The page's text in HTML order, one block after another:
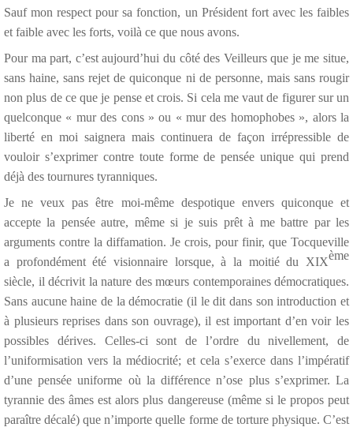
Sauf mon respect pour sa fonction, un Président fort avec les faibles
et faible avec les forts, voilà ce que nous avons.
Pour ma part, c’est aujourd’hui du côté des Veilleurs que je me situe,
sans haine, sans rejet de quiconque ni de personne, mais sans rougir
non plus de ce que je pense et crois. Si cela me vaut de figurer sur un
quelconque « mur des cons » ou « mur des homophobes », alors la
liberté en moi saignera mais continuera de façon irrépressible de
vouloir s’exprimer contre toute forme de pensée unique qui prend
déjà des tournures tyranniques.
Je ne veux pas être moi-même despotique envers quiconque et
accepte la pensée autre, même si je suis prêt à me battre par les
arguments contre la diffamation. Je crois, pour finir, que Tocqueville
a profondément été visionnaire lorsque, à la moitié du XIXème
siècle, il décrivit la nature des mœurs contemporaines démocratiques.
Sans aucune haine de la démocratie (il le dit dans son introduction et
à plusieurs reprises dans son ouvrage), il est important d’en voir les
possibles dérives. Celles-ci sont de l’ordre du nivellement, de
l’uniformisation vers la médiocrité; et cela s’exerce dans l’impératif
d’une pensée uniforme où la différence n’ose plus s’exprimer. La
tyrannie des âmes est alors plus dangereuse (même si le propos peut
paraître décalé) que n’importe quelle forme de torture physique. C’est